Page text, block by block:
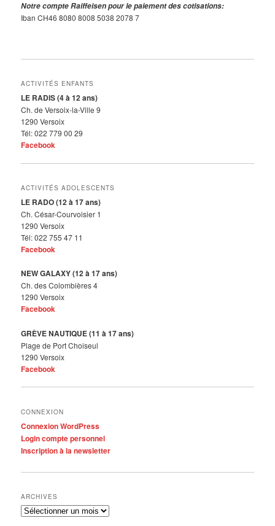
Notre compte Raiffeisen pour le paiement des cotisations:
Iban CH46 8080 8008 5038 2078 7
ACTIVITÉS ENFANTS
LE RADIS (4 à 12 ans)
Ch. de Versoix-la-Ville 9
1290 Versoix
Tél: 022 779 00 29
Facebook
ACTIVITÉS ADOLESCENTS
LE RADO (12 à 17 ans)
Ch. César-Courvoisier 1
1290 Versoix
Tél: 022 755 47 11
Facebook
NEW GALAXY (12 à 17 ans)
Ch. des Colombières 4
1290 Versoix
Facebook
GRÈVE NAUTIQUE (11 à 17 ans)
Plage de Port Choiseul
1290 Versoix
Facebook
CONNEXION
Connexion WordPress
Login compte personnel
Inscription à la newsletter
ARCHIVES
Archives